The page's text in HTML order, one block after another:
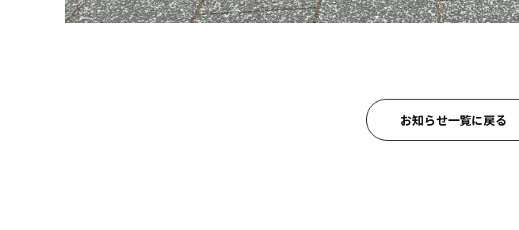
お知らせ一覧に戻る